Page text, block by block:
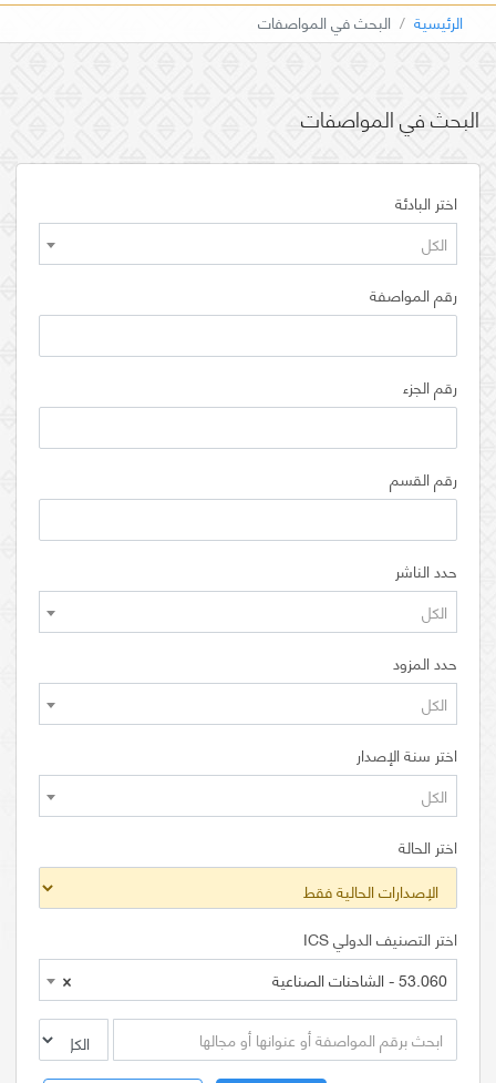
الرئيسية البحث في المواصفات
البحث في المواصفات
اختر البادئة
الكل
رقم المواصفة
رقم الجزء
رقم القسم
حدد الناشر
الكل
حدد المزود
الكل
اختر سنة الإصدار
الكل
اختر الحالة
اختر التصنيف الدولي ICS
×
53.060 - الشاحنات الصناعية